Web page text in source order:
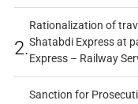
2.
Rationalization of
Shatabdi Express at
Express – Railway
Sanction for